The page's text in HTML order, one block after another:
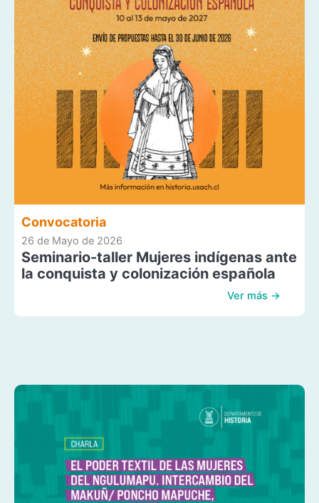
Convocatoria
26 de Mayo de 2026
Seminario-taller Mujeres indígenas ante
la conquista y colonización española
Ver más →